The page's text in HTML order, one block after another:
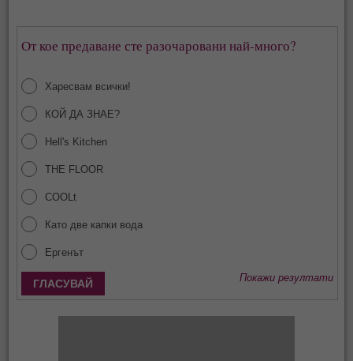
От кое предаване сте разочаровани най-много?
Харесвам всички!
КОЙ ДА ЗНАЕ?
Hell's Kitchen
THE FLOOR
COOLt
Като две капки вода
Ергенът
Покажи резултати